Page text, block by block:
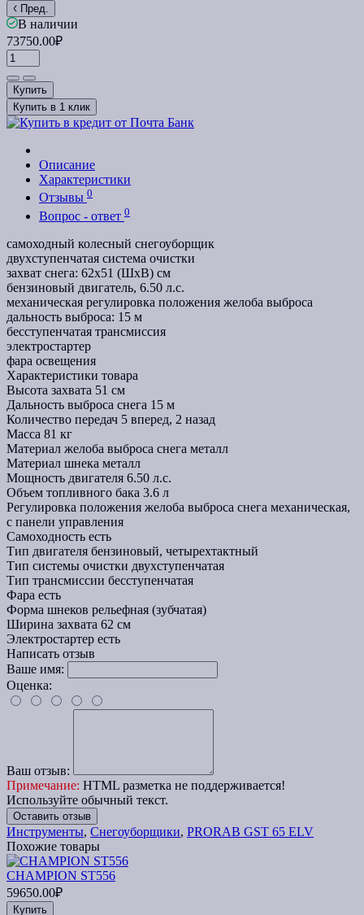
Пред.
В наличии
73750.00₽
Купить
Купить в 1 клик
Описание
Характеристики
Отзывы 0
Вопрос - ответ 0
самоходный колесный снегоуборщик
двухступенчатая система очистки
захват снега: 62х51 (ШхВ) см
бензиновый двигатель, 6.50 л.с.
механическая регулировка положения желоба выброса
дальность выброса: 15 м
бесступенчатая трансмиссия
электростартер
фара освещения
Характеристики товара
Высота захвата 51 см
Дальность выброса снега 15 м
Количество передач 5 вперед, 2 назад
Масса 81 кг
Материал желоба выброса снега металл
Материал шнека металл
Мощность двигателя 6.50 л.с.
Объем топливного бака 3.6 л
Регулировка положения желоба выброса снега механическая,
с панели управления
Самоходность есть
Тип двигателя бензиновый, четырехтактный
Тип системы очистки двухступенчатая
Тип трансмиссии бесступенчатая
Фара есть
Форма шнеков рельефная (зубчатая)
Ширина захвата 62 см
Электростартер есть
Написать отзыв
Ваше имя:
Оценка:
Ваш отзыв:
Примечание: HTML разметка не поддерживается!
Используйте обычный текст.
Оставить отзыв
Инструменты, Снегоуборщики, PRORAB GST 65 ELV
Похожие товары
CHAMPION ST556
59650.00₽
Купить